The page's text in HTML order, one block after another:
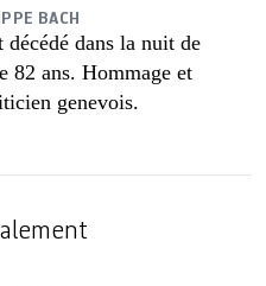
BACH
décédé dans la nuit de
82 ans. Hommage et
genevois.